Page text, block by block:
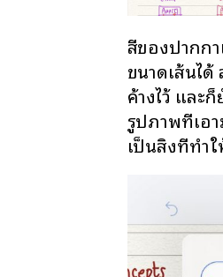
สีของปากก
ขนาดเส้นได้
ค้างไว้ และ
รูปภาพที่เอ
เป็นสิ่งที่ทำ